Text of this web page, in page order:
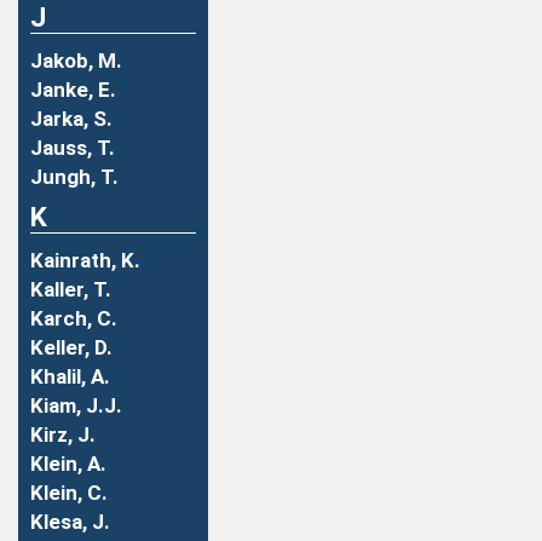
J
Jakob, M.
Janke, E.
Jarka, S.
Jauss, T.
Jungh, T.
K
Kainrath, K.
Kaller, T.
Karch, C.
Keller, D.
Khalil, A.
Kiam, J.J.
Kirz, J.
Klein, A.
Klein, C.
Klesa, J.